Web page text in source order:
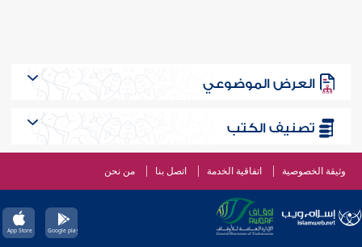
العرض الموضوعي
تصنيف الكتب
وثيقة الخصوصية اتفاقية الخدمة اتصل بنا من نحن